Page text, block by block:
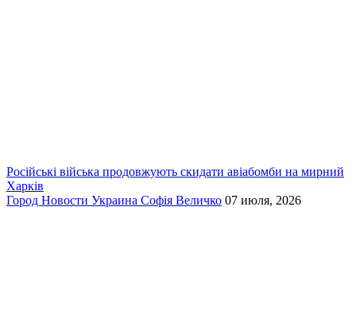
Російські війська продовжують скидати авіабомби на мирний
Харків
Город Новости Украина Софія Величко 07 июля, 2026